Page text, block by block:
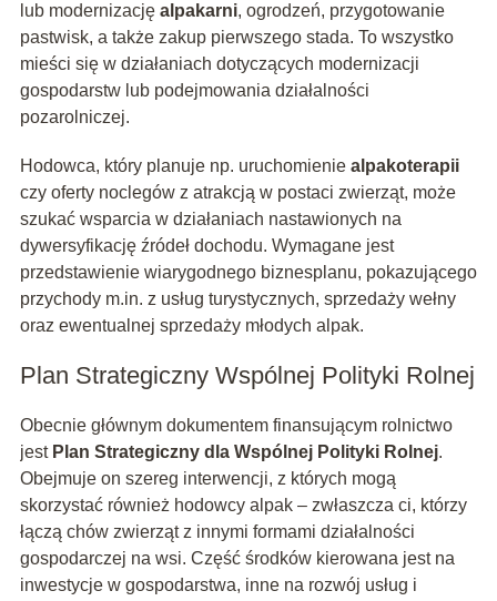
lub modernizację alpakarni, ogrodzeń, przygotowanie
pastwisk, a także zakup pierwszego stada. To wszystko
mieści się w działaniach dotyczących modernizacji
gospodarstw lub podejmowania działalności
pozarolniczej.
Hodowca, który planuje np. uruchomienie alpakoterapii
czy oferty noclegów z atrakcją w postaci zwierząt, może
szukać wsparcia w działaniach nastawionych na
dywersyfikację źródeł dochodu. Wymagane jest
przedstawienie wiarygodnego biznesplanu, pokazującego
przychody m.in. z usług turystycznych, sprzedaży wełny
oraz ewentualnej sprzedaży młodych alpak.
Plan Strategiczny Wspólnej Polityki Rolnej
Obecnie głównym dokumentem finansującym rolnictwo
jest Plan Strategiczny dla Wspólnej Polityki Rolnej.
Obejmuje on szereg interwencji, z których mogą
skorzystać również hodowcy alpak – zwłaszcza ci, którzy
łączą chów zwierząt z innymi formami działalności
gospodarczej na wsi. Część środków kierowana jest na
inwestycje w gospodarstwa, inne na rozwój usług i